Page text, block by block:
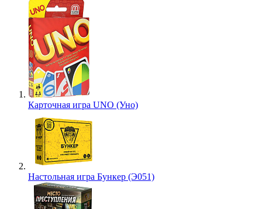
Карточная игра UNO (Уно)
Настольная игра Бункер (Э051)